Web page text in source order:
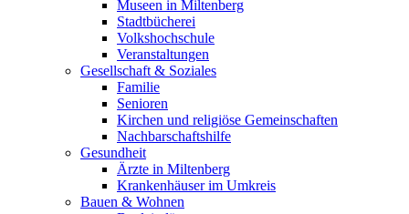
Museen in Miltenberg
Stadtbücherei
Volkshochschule
Veranstaltungen
Gesellschaft & Soziales
Familie
Senioren
Kirchen und religiöse Gemeinschaften
Nachbarschaftshilfe
Gesundheit
Ärzte in Miltenberg
Krankenhäuser im Umkreis
Bauen & Wohnen